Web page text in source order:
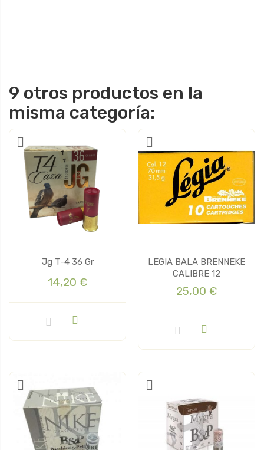
9 otros productos en la
misma categoría:
Jg T-4 36 Gr
14,20 €
LEGIA BALA BRENNEKE
CALIBRE 12
25,00 €